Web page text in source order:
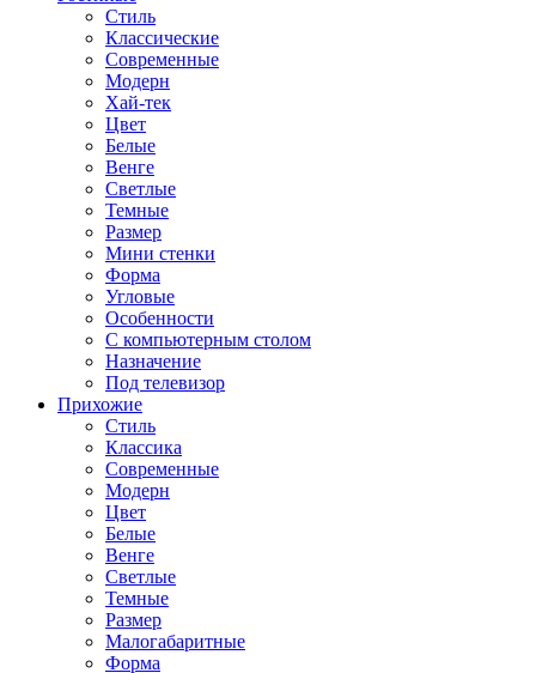
Стиль
Классические
Современные
Модерн
Хай-тек
Цвет
Белые
Венге
Светлые
Темные
Размер
Мини стенки
Форма
Угловые
Особенности
С компьютерным столом
Назначение
Под телевизор
Прихожие
Стиль
Классика
Современные
Модерн
Цвет
Белые
Венге
Светлые
Темные
Размер
Малогабаритные
Форма